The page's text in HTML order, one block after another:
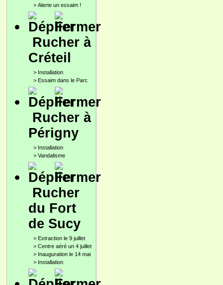
> Alerte un essaim !
Rucher à
Créteil
> Installation
> Essaim dans le Parc
Rucher à
Périgny
> Installation
> Vandalisme
Rucher
du Fort
de Sucy
> Extraction le 9 juillet
> Centre aéré un 4 juillet
> Inauguration le 14 mai
> Installation